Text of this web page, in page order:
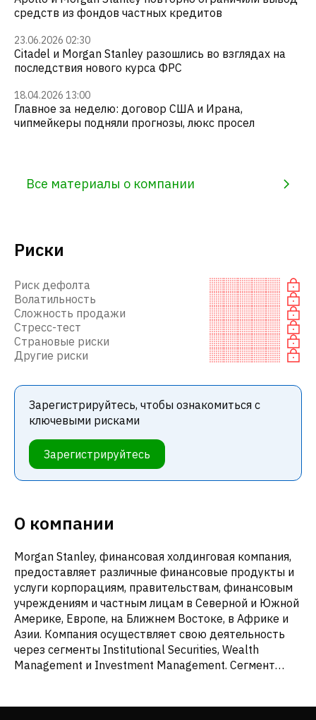
средств из фондов частных кредитов
23.06.2026 02:30
Citadel и Morgan Stanley разошлись во взглядах на
последствия нового курса ФРС
18.04.2026 13:00
Главное за неделю: договор США и Ирана,
чипмейкеры подняли прогнозы, люкс просел
Все материалы о компании
Риски
Риск дефолта
Волатильность
Сложность продажи
Стресс-тест
Страновые риски
Другие риски
Зарегистрируйтесь, чтобы ознакомиться с
ключевыми рисками
Зарегистрируйтесь
О компании
Morgan Stanley, финансовая холдинговая компания,
предоставляет различные финансовые продукты и
услуги корпорациям, правительствам, финансовым
учреждениям и частным лицам в Северной и Южной
Америке, Европе, на Ближнем Востоке, в Африке и
Азии. Компания осуществляет свою деятельность
через сегменты Institutional Securities, Wealth
Management и Investment Management. Сегмент
консультированию, включая андеррайтинг